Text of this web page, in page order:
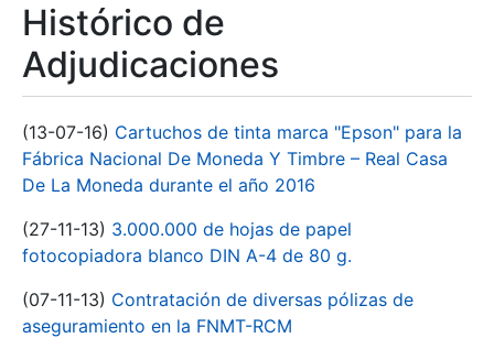
Histórico de
Adjudicaciones
(13-07-16) Cartuchos de tinta marca "Epson" para la
Fábrica Nacional De Moneda Y Timbre – Real Casa
De La Moneda durante el año 2016
(27-11-13) 3.000.000 de hojas de papel
fotocopiadora blanco DIN A-4 de 80 g.
(07-11-13) Contratación de diversas pólizas de
aseguramiento en la FNMT-RCM